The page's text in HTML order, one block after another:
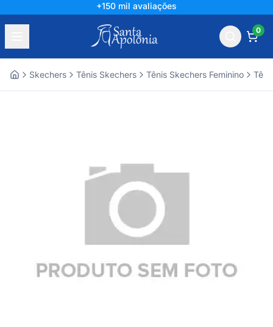
+150 mil avaliações
0
Skechers Tênis Skechers Tênis Skechers Feminino